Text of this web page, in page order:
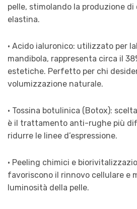
pelle, stimolando la produzione di
elastina.
· Acido ialuronico: utilizzato per
mandibola, rappresenta circa il
estetiche. Perfetto per chi
volumizzazione naturale.
· Tossina botulinica (Botox):
è il trattamento anti-rughe più
ridurre le linee d’espressione.
· Peeling chimici e
favoriscono il rinnovo cellulare e
luminosità della pelle.